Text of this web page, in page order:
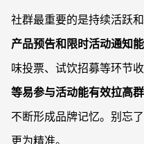
社群最重要的是持续活跃
产品预告和限时活动通知
味投票、试饮招募等环节收
等易参与活动能有效拉高
不断形成品牌记忆。别忘
更为精准。